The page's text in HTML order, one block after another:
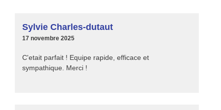
Sylvie Charles-dutaut
17 novembre 2025
C'etait parfait ! Equipe rapide, efficace et
sympathique. Merci !